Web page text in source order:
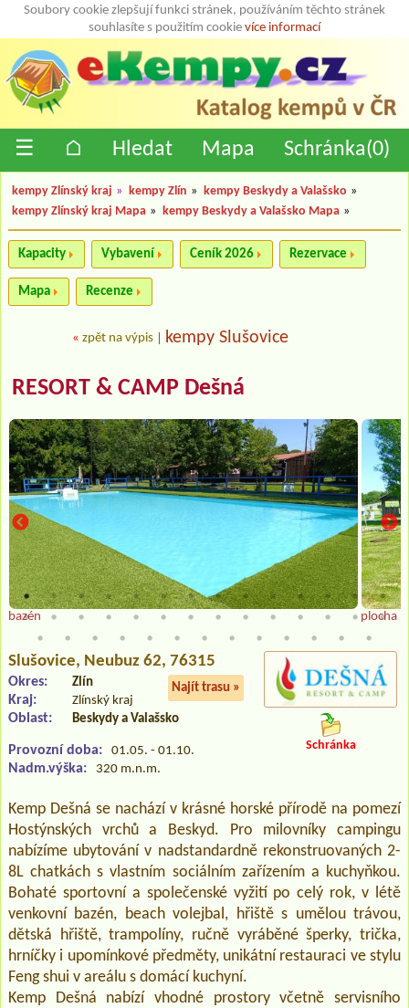
Soubory cookie zlepšují funkci stránek, používáním těchto stránek
souhlasíte s použitím cookie více informací
☰ ⌂ Hledat Mapa Schránka(0)
kempy Zlínský kraj » kempy Zlín » kempy Beskydy a Valašsko »
kempy Zlínský kraj Mapa » kempy Beskydy a Valašsko Mapa »
Kapacity Vybavení Ceník 2026 Rezervace
Mapa Recenze
« zpět na výpis kempy Slušovice
RESORT & CAMP Dešná
bazén plocha
Slušovice, Neubuz 62, 76315
Najít trasu »
Okres: Zlín
Kraj: Zlínský kraj
Oblast: Beskydy a Valašsko
Provozní doba: 01.05. - 01.10.
Nadm.výška: 320 m.n.m.
Schránka
Kemp Dešná se nachází v krásné horské přírodě na pomezí
Hostýnských vrchů a Beskyd. Pro milovníky campingu
nabízíme ubytování v nadstandardně rekonstruovaných 2-
8L chatkách s vlastním sociálním zařízením a kuchyňkou.
Bohaté sportovní a společenské vyžití po celý rok, v létě
venkovní bazén, beach volejbal, hřiště s umělou trávou,
dětská hřiště, trampolíny, ručně vyráběné šperky, trička,
hrníčky i upomínkové předměty, unikátní restauraci ve stylu
Feng shui v areálu s domácí kuchyní.
Kemp Dešná nabízí vhodné prostory včetně servisního